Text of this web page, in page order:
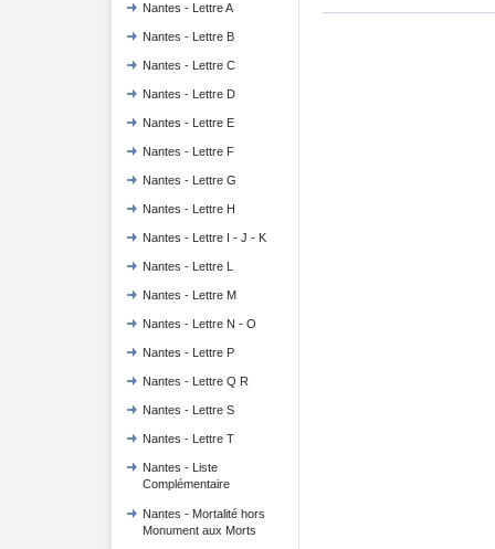
Nantes - Lettre A
Nantes - Lettre B
Nantes - Lettre C
Nantes - Lettre D
Nantes - Lettre E
Nantes - Lettre F
Nantes - Lettre G
Nantes - Lettre H
Nantes - Lettre I - J - K
Nantes - Lettre L
Nantes - Lettre M
Nantes - Lettre N - O
Nantes - Lettre P
Nantes - Lettre Q R
Nantes - Lettre S
Nantes - Lettre T
Nantes - Liste
Complémentaire
Nantes - Mortalité hors
Monument aux Morts